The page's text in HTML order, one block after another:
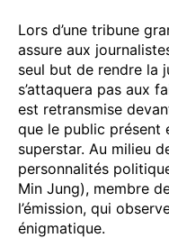
Lors d’une tribune
assure aux
seul but de rendre la
s’attaquera pas aux
est retransmise
que le public présent
superstar. Au milieu
personnalités
Min Jung), membre
l’émission, qui
énigmatique.